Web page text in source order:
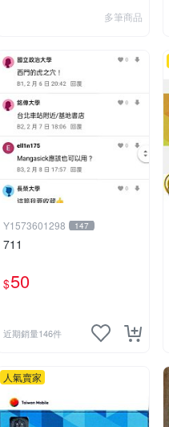
多筆商品
Y1573601298 147
711
$50
近期銷量146件
人氣賣家